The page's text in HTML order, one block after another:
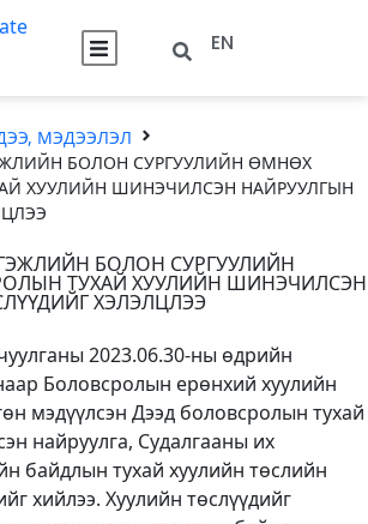
EN
МЭДЭЭЛЭЛ
БОЛОН СУРГУУЛИЙН ӨМНӨХ
ХУУЛИЙН ШИНЭЧИЛСЭН НАЙРУУЛГЫН
БОЛОН СУРГУУЛИЙН
ТУХАЙ ХУУЛИЙН ШИНЭЧИЛСЭН
ХЭЛЭЛЦЛЭЭ
2023.06.30-ны өдрийн
Боловсролын ерөнхий хуулийн
мэдүүлсэн Дээд боловсролын тухай
найруулга, Судалгааны их
байдлын тухай хуулийн төслийн
хийлээ. Хуулийн төслүүдийг